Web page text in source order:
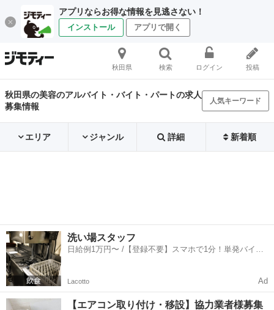
アプリならお得な情報を見逃さない！
インストール アプリで開く
秋田県 検索 ログイン 投稿
秋田県の美容のアルバイト・バイト・パートの求人
募集情報
人気キーワード
エリア ジャンル 詳細 新着順
洗い場スタッフ
日給例1万円〜 /【登録不要】スマホで1分！単発バイト
Lacotto Ad
【エアコン取り付け・移設】協力業者様募集